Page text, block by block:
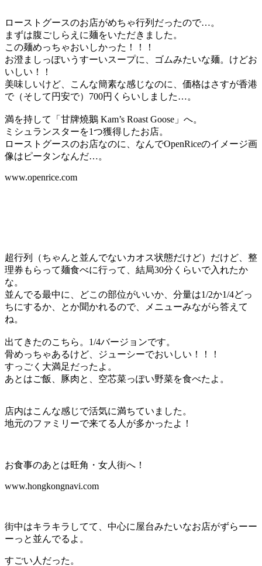
ローストグースのお店がめちゃ行列だったので…。
まずは腹ごしらえに麺をいただきました。
この麺めっちゃおいしかった！！！
お澄ましっぽいうすーいスープに、ゴムみたいな麺。けどお
いしい！！
美味しいけど、こんな簡素な感じなのに、価格はさすが香港
で（そして円安で）700円くらいしました…。
満を持して「甘牌燒鵝 Kam’s Roast Goose」へ。
ミシュランスターを1つ獲得したお店。
ローストグースのお店なのに、なんでOpenRiceのイメージ画
像はピータンなんだ…。
www.openrice.com
超行列（ちゃんと並んでないカオス状態だけど）だけど、整
理券もらって麺食べに行って、結局30分くらいで入れたか
な。
並んでる最中に、どこの部位がいいか、分量は1/2か1/4どっ
ちにするか、とか聞かれるので、メニューみながら答えて
ね。
出てきたのこちら。1/4バージョンです。
骨めっちゃあるけど、ジューシーでおいしい！！！
すっごく大満足だったよ。
あとはご飯、豚肉と、空芯菜っぽい野菜を食べたよ。
店内はこんな感じで活気に満ちていました。
地元のファミリーで来てる人が多かったよ！
お食事のあとは旺角・女人街へ！
www.hongkongnavi.com
街中はキラキラしてて、中心に屋台みたいなお店がずらーー
ーっと並んでるよ。
すごい人だった。